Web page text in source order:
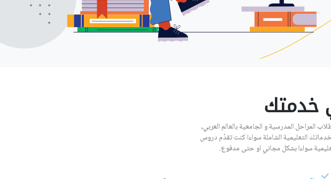
خدمتك
المراحل المدرسية و الجامعية بالعالم العربي,
التعليمية الشاملة سواءا كنت تقدّم دروس
سواءا بشكل مجاني او حتى مدفوع.